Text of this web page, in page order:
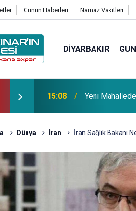
Günün Haberleri Namaz Vakitleri
DIYARBAKIR
14:51 Çınar ilçemize
Dünya İran İran Sağlık Bakanı